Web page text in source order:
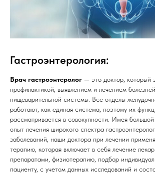
Гастроэнтерология:
Врач гастроэнтеролог — это доктор, который
профилактикой, выявлением и лечением
пищеварительной системы. Все отделы
работают, как единая система, поэтому их
рассматривается в совокупности. Имея большой
опыт лечения широкого спектра
заболеваний, наши доктора при лечении
терапию, которая включает в себя лечение
препаратами, физиотерапию, подбор
пациенту, с учетом данных исследований и